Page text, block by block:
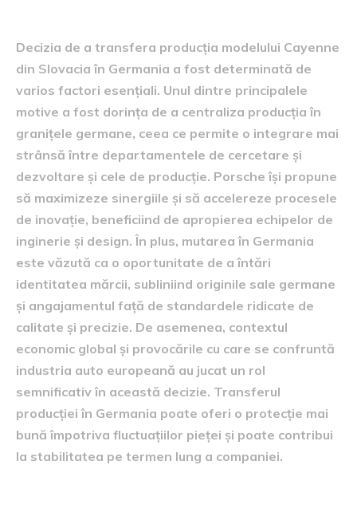
Decizia de a transfera producția modelului Cayenne
din Slovacia în Germania a fost determinată de
varios factori esențiali. Unul dintre principalele
motive a fost dorința de a centraliza producția în
granițele germane, ceea ce permite o integrare mai
strânsă între departamentele de cercetare și
dezvoltare și cele de producție. Porsche își propune
să maximizeze sinergiile și să accelereze procesele
de inovație, beneficiind de apropierea echipelor de
inginerie și design. În plus, mutarea în Germania
este văzută ca o oportunitate de a întări
identitatea mărcii, subliniind originile sale germane
și angajamentul față de standardele ridicate de
calitate și precizie. De asemenea, contextul
economic global și provocările cu care se confruntă
industria auto europeană au jucat un rol
semnificativ în această decizie. Transferul
producției în Germania poate oferi o protecție mai
bună împotriva fluctuațiilor pieței și poate contribui
la stabilitatea pe termen lung a companiei.